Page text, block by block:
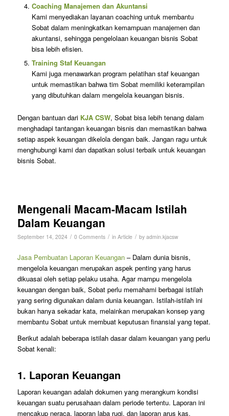
Coaching Manajemen dan Akuntansi
Kami menyediakan layanan coaching untuk membantu
Sobat dalam meningkatkan kemampuan manajemen dan
akuntansi, sehingga pengelolaan keuangan bisnis Sobat
bisa lebih efisien.
Training Staf Keuangan
Kami juga menawarkan program pelatihan staf keuangan
untuk memastikan bahwa tim Sobat memiliki keterampilan
yang dibutuhkan dalam mengelola keuangan bisnis.
Dengan bantuan dari KJA CSW, Sobat bisa lebih tenang dalam
menghadapi tantangan keuangan bisnis dan memastikan bahwa
setiap aspek keuangan dikelola dengan baik. Jangan ragu untuk
menghubungi kami dan dapatkan solusi terbaik untuk keuangan
bisnis Sobat.
Mengenali Macam-Macam Istilah
Dalam Keuangan
September 14, 2024 / 0 Comments / in Article / by admin.kjacsw
Jasa Pembuatan Laporan Keuangan– Dalam dunia bisnis,
mengelola keuangan merupakan aspek penting yang harus
dikuasai oleh setiap pelaku usaha. Agar mampu mengelola
keuangan dengan baik, Sobat perlu memahami berbagai istilah
yang sering digunakan dalam dunia keuangan. Istilah-istilah ini
bukan hanya sekadar kata, melainkan merupakan konsep yang
membantu Sobat untuk membuat keputusan finansial yang tepat.
Berikut adalah beberapa istilah dasar dalam keuangan yang perlu
Sobat kenali:
1. Laporan Keuangan
Laporan keuangan adalah dokumen yang merangkum kondisi
keuangan suatu perusahaan dalam periode tertentu. Laporan ini
mencakup neraca, laporan laba rugi, dan laporan arus kas.